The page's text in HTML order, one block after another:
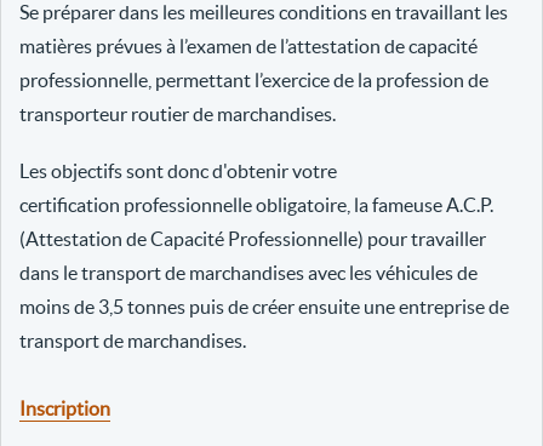
Se préparer dans les meilleures conditions en travaillant les
matières prévues à l’examen de l’attestation de capacité
professionnelle, permettant l’exercice de la profession de
transporteur routier de marchandises.
Les objectifs sont donc d'obtenir votre
certification professionnelle obligatoire, la fameuse A.C.P.
(Attestation de Capacité Professionnelle) pour travailler
dans le transport de marchandises avec les véhicules de
moins de 3,5 tonnes puis de créer ensuite une entreprise de
transport de marchandises.
Inscription